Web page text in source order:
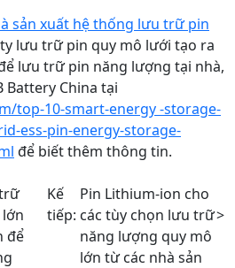
sản xuất hệ thống lưu trữ pin
lưu trữ pin quy mô lưới tạo ra
lưu trữ pin năng lượng tại nhà,
Battery China tại
top-10-smart-energy -storage-
ess-pin-energy-storage-
để biết thêm thông tin.
để
Kế
tiếp:
Pin Lithium-ion cho
các tùy chọn lưu trữ
năng lượng quy mô
lớn từ các nhà sản
>